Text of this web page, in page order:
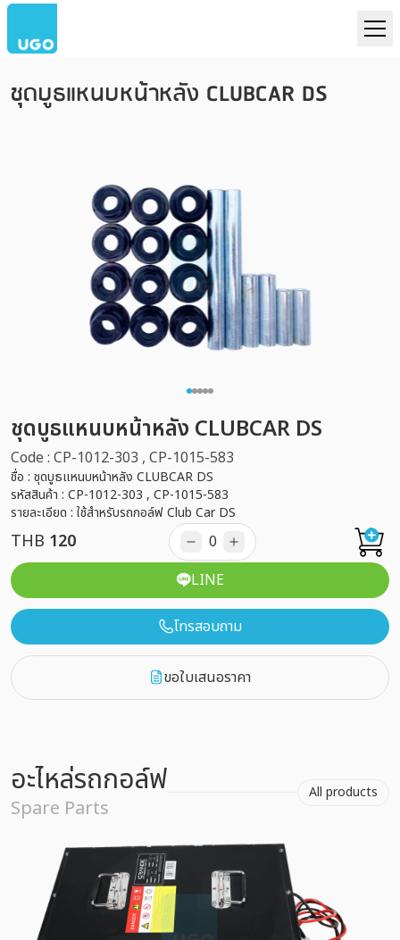
ชุดบูธแหนบหน้าหลัง CLUBCAR DS
ชุดบูธแหนบหน้าหลัง CLUBCAR DS
Code : CP-1012-303 , CP-1015-583
ชื่อ : ชุดบูธแหนบหน้าหลัง CLUBCAR DS
รหัสสินค้า : CP-1012-303 , CP-1015-583
รายละเอียด : ใช้สำหรับรถกอล์ฟ Club Car DS
THB 120
LINE
โทรสอบถาม
ขอใบเสนอราคา
อะไหล่รถกอล์ฟ
Spare Parts
All products